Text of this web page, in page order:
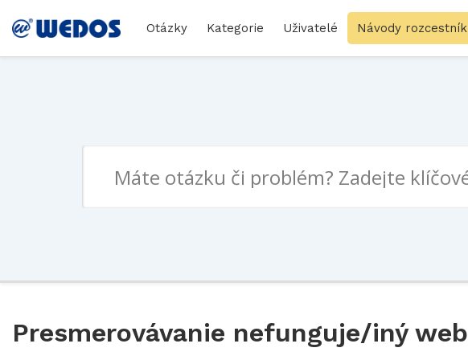
Otázky Kategorie Uživatelé Návody rozcestník
Presmerovávanie nefunguje/iný web